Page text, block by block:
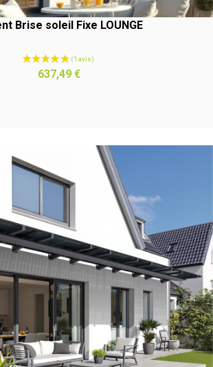
Brise soleil Fixe LOUNGE
Prix
637,49 €